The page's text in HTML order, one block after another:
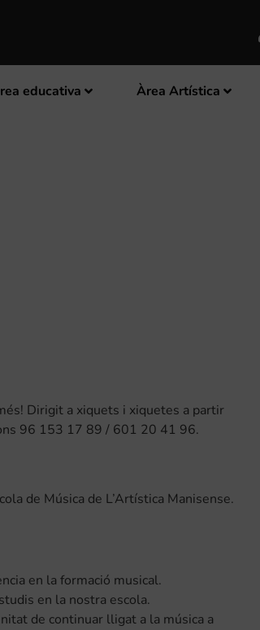
educativa Àrea Artística
Dirigit a xiquets i xiquetes a partir
96 153 17 89 / 601 20 41 96.
de Música de L’Artística Manisense.
en la formació musical.
en la nostra escola.
de continuar lligat a la música a